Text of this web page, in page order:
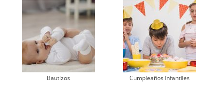
Bautizos Cumpleaños Infantiles